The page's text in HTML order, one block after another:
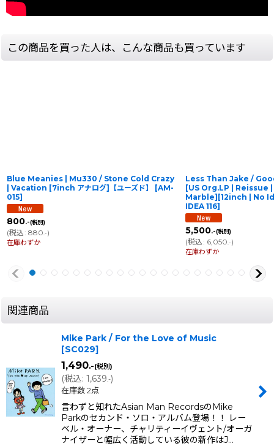
この商品を買った人は、こんな商品も買っています
Blue Meanies | Mu330 / Stone Cold Crazy
| Vacation [7inch アナログ]【ユーズド】
[AM-
015]
800.-(税別)
(税込: 880 .-)
在庫わずか
Less Than Jake /
[US Org.LP | Reissue
Marble][12inch | No
IDEA 116]
5,500.-(税別)
(税込: 6,050 .-)
在庫わずか
関連商品
Mike Park / For the Love of Music
[SC029]
1,490.-(税別)
(税込: 1,639.-)
在庫数 2点
言わずと知れたAsian Man RecordsのMike
Parkのセカンド・ソロ・アルバム登場！！ レー
ベル・オーナー、チャリティーイヴェント/オーガ
ナイザーと幅広く活動している彼の新作はJ…